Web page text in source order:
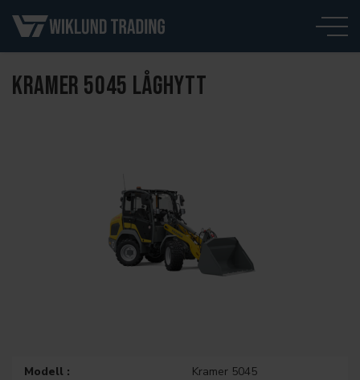
KRAMER 5045 LÅGHYTT
Modell :
Kramer 5045